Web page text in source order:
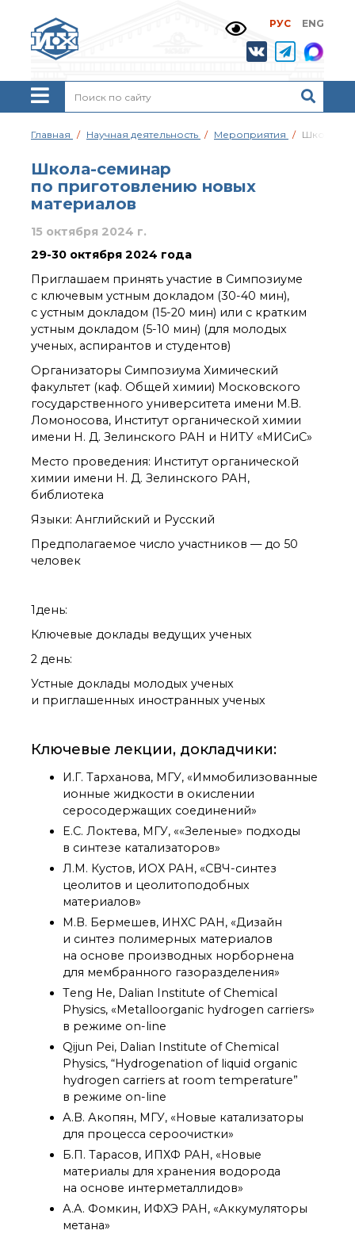
РУС ENG
Жизнь и выдающиеся
моменты научной
деятельности
Н. Д. Зелинского
История ИОХ РАН
Администрация
Научные школы
Подразделения
института
Ученый совет ИОХ
РАН
Диссертационные
Совет молодых ученых
ИОХ РАН
Центр коллективного
пользования
Института
РАН (ЦКП ИОХ РАН)
Библиотека
Инфоресурсы
Профком
Контакты
Основные
деятельности
Важнейшие
Научный Совет РАН
по органической
химии
интеллект (ИИ)
в химии
Аддитивные
технологии
микроскопия
ИОХ РАН
Мероприятия
Конференции
Журналы
Национальные
проекты России
Разработки
Крупный научный
проект
по приоритетным
Аспирантура
Защита диссертаций
Набор студентов
Рекомендации ВАК
о типовых нарушениях
Новости института
Конференции
Новости
диссертационных
Новые лаборатории
Институт в СМИ
Главная Научная деятельность Мероприятия Школа-
Школа-семинар
по приготовлению новых
материалов
15 октября 2024 г.
29-30 октября 2024 года
Приглашаем принять участие в Симпозиуме
с ключевым устным докладом (30-40 мин),
с устным докладом (15-20 мин) или с кратким
устным докладом (5-10 мин) (для молодых
ученых, аспирантов и студентов)
Организаторы Симпозиума Химический
факультет (каф. Общей химии) Московского
государственного университета имени М.В.
Ломоносова, Институт органической химии
имени Н. Д. Зелинского РАН и НИТУ «МИСиС»
Место проведения: Институт органической
химии имени Н. Д. Зелинского РАН,
библиотека
Языки: Английский и Русский
Предполагаемое число участников — до 50
человек
1день:
Ключевые доклады ведущих ученых
2 день:
Устные доклады молодых ученых
и приглашенных иностранных ученых
Ключевые лекции, докладчики:
И.Г. Тарханова, МГУ, «Иммобилизованные
ионные жидкости в окислении
серосодержащих соединений»
Е.С. Локтева, МГУ, ««Зеленые» подходы
в синтезе катализаторов»
Л.М. Кустов, ИОХ РАН, «СВЧ-синтез
цеолитов и цеолитоподобных
материалов»
М.В. Бермешев, ИНХС РАН, «Дизайн
и синтез полимерных материалов
на основе производных норборнена
для мембранного газоразделения»
Тeng He, Dalian Institute of Chemical
Physics, «Metalloorganic hydrogen carriers»
в режиме on-line
Qijun Pei, Dalian Institute of Chemical
Physics, “Hydrogenation of liquid organic
hydrogen carriers at room temperature”
в режиме on-line
А.В. Акопян, МГУ, «Новые катализаторы
для процесса сероочистки»
Б.П. Тарасов, ИПХФ РАН, «Новые
материалы для хранения водорода
на основе интерметаллидов»
А.А. Фомкин, ИФХЭ РАН, «Аккумуляторы
метана»